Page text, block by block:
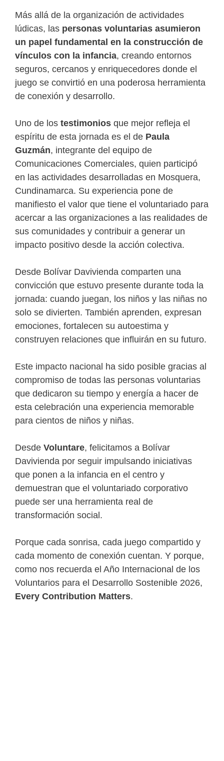
Más allá de la organización de actividades
lúdicas, las personas voluntarias asumieron
un papel fundamental en la construcción de
vínculos con la infancia, creando entornos
seguros, cercanos y enriquecedores donde el
juego se convirtió en una poderosa herramienta
de conexión y desarrollo.
Uno de los testimonios que mejor refleja el
espíritu de esta jornada es el de Paula
Guzmán, integrante del equipo de
Comunicaciones Comerciales, quien participó
en las actividades desarrolladas en Mosquera,
Cundinamarca. Su experiencia pone de
manifiesto el valor que tiene el voluntariado para
acercar a las organizaciones a las realidades de
sus comunidades y contribuir a generar un
impacto positivo desde la acción colectiva.
Desde Bolívar Davivienda comparten una
convicción que estuvo presente durante toda la
jornada: cuando juegan, los niños y las niñas no
solo se divierten. También aprenden, expresan
emociones, fortalecen su autoestima y
construyen relaciones que influirán en su futuro.
Este impacto nacional ha sido posible gracias al
compromiso de todas las personas voluntarias
que dedicaron su tiempo y energía a hacer de
esta celebración una experiencia memorable
para cientos de niños y niñas.
Desde Voluntare, felicitamos a Bolívar
Davivienda por seguir impulsando iniciativas
que ponen a la infancia en el centro y
demuestran que el voluntariado corporativo
puede ser una herramienta real de
transformación social.
Porque cada sonrisa, cada juego compartido y
cada momento de conexión cuentan. Y porque,
como nos recuerda el Año Internacional de los
Voluntarios para el Desarrollo Sostenible 2026,
Every Contribution Matters.